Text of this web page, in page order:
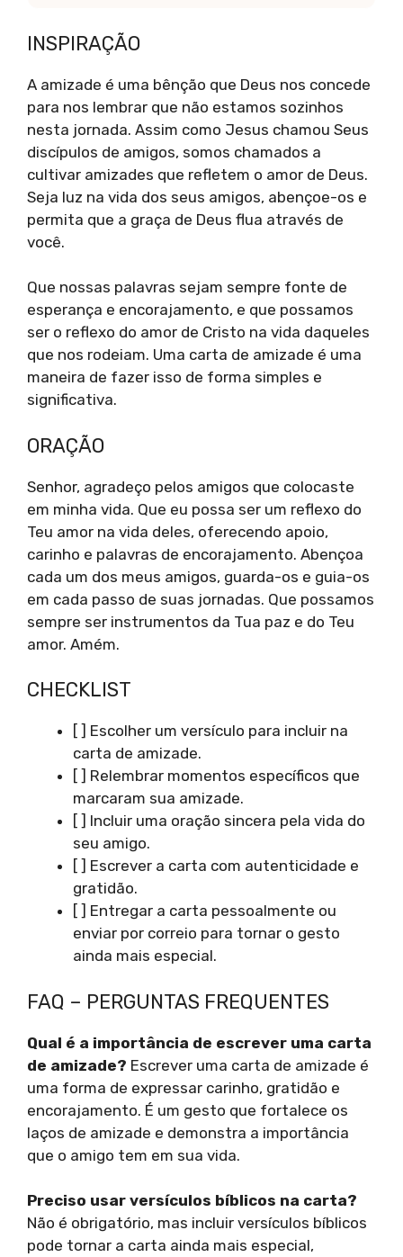
INSPIRAÇÃO
A amizade é uma bênção que Deus nos concede
para nos lembrar que não estamos sozinhos
nesta jornada. Assim como Jesus chamou Seus
discípulos de amigos, somos chamados a
cultivar amizades que refletem o amor de Deus.
Seja luz na vida dos seus amigos, abençoe-os e
permita que a graça de Deus flua através de
você.
Que nossas palavras sejam sempre fonte de
esperança e encorajamento, e que possamos
ser o reflexo do amor de Cristo na vida daqueles
que nos rodeiam. Uma carta de amizade é uma
maneira de fazer isso de forma simples e
significativa.
ORAÇÃO
Senhor, agradeço pelos amigos que colocaste
em minha vida. Que eu possa ser um reflexo do
Teu amor na vida deles, oferecendo apoio,
carinho e palavras de encorajamento. Abençoa
cada um dos meus amigos, guarda-os e guia-os
em cada passo de suas jornadas. Que possamos
sempre ser instrumentos da Tua paz e do Teu
amor. Amém.
CHECKLIST
[ ] Escolher um versículo para incluir na
carta de amizade.
[ ] Relembrar momentos específicos que
marcaram sua amizade.
[ ] Incluir uma oração sincera pela vida do
seu amigo.
[ ] Escrever a carta com autenticidade e
gratidão.
[ ] Entregar a carta pessoalmente ou
enviar por correio para tornar o gesto
ainda mais especial.
FAQ – PERGUNTAS FREQUENTES
Qual é a importância de escrever uma carta
de amizade? Escrever uma carta de amizade é
uma forma de expressar carinho, gratidão e
encorajamento. É um gesto que fortalece os
laços de amizade e demonstra a importância
que o amigo tem em sua vida.
Preciso usar versículos bíblicos na carta?
Não é obrigatório, mas incluir versículos bíblicos
pode tornar a carta ainda mais especial,